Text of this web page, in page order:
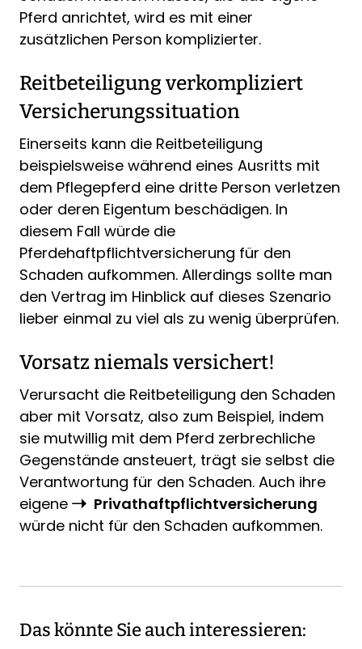
Pferd anrichtet, wird es mit einer
zusätzlichen Person komplizierter.
Reitbeteiligung verkompliziert
Versicherungssituation
Einerseits kann die Reitbeteiligung
beispielsweise während eines Ausritts mit
dem Pflegepferd eine dritte Person verletzen
oder deren Eigentum beschädigen. In
diesem Fall würde die
Pferdehaftpflichtversicherung für den
Schaden aufkommen. Allerdings sollte man
den Vertrag im Hinblick auf dieses Szenario
lieber einmal zu viel als zu wenig überprüfen.
Vorsatz niemals versichert!
Verursacht die Reitbeteiligung den Schaden
aber mit Vorsatz, also zum Beispiel, indem
sie mutwillig mit dem Pferd zerbrechliche
Gegenstände ansteuert, trägt sie selbst die
Verantwortung für den Schaden. Auch ihre
eigene
Privathaftpflichtversicherung
würde nicht für den Schaden aufkommen.
Das könnte Sie auch interessieren: